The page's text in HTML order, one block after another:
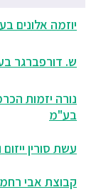
יוזמה אלונים
ש. דורפברגר
נורה יזמות
בע"מ
עשת סורין
קבוצת אבי